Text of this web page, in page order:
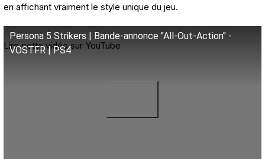
en affichant vraiment le style unique du jeu.
Persona 5 Strikers | Bande-annonce "All-Out-Action" -
VOSTFR | PS4
Lire cette vidéo sur YouTube